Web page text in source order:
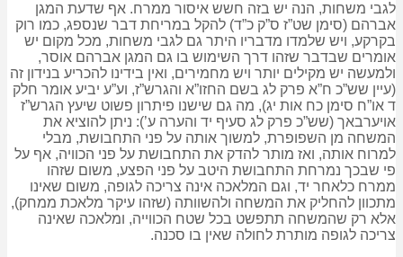
לגבי משחות, הנה יש בזה חשש איסור ממרח. אף שדעת המגן
אברהם (סימן שט”ז ס”ק כ”ד) להקל במריחת דבר שנספג, כמו רוק
בקרקע, ויש שלמדו מדבריו היתר גם לגבי משחות, מכל מקום יש
אומרים שבדבר שזהו דרך השימוש בו גם המגן אברהם אוסר,
ולמעשה יש מקילים יותר ויש מחמירים, ואין בידינו להכריע בנידון זה
(עיין שש”כ ח”א פרק לג בשם החזו”א והגרש”ז, וע”ע יביע אומר חלק
ד או”ח סימן כח אות יג), מה גם שישנו פיתרון פשוט שיעץ הגרש”ז
אויערבאך (שש”כ פרק לג סעיף יד והערה ע’): ניתן להוציא את
המשחה מן השפופרת, למשוך אותה על פני התחבושת, מבלי
למרוח אותה, ואז מותר להדק את התחבושת על פני הכוויה, אף על
פי שבכך נמרחת התחבושת היטב על פני הפצע, משום שזהו
ממרח כלאחר יד, וגם המלאכה אינה צריכה לגופה, משום שאינו
מתכוון להחליק את המשחה ולהשוותה (שזהו עיקר מלאכת ממחק),
אלא רק שהמשחה תתפשט בכל שטח הכווייה, ומלאכה שאינה
צריכה לגופה מותרת לחולה שאין בו סכנה.